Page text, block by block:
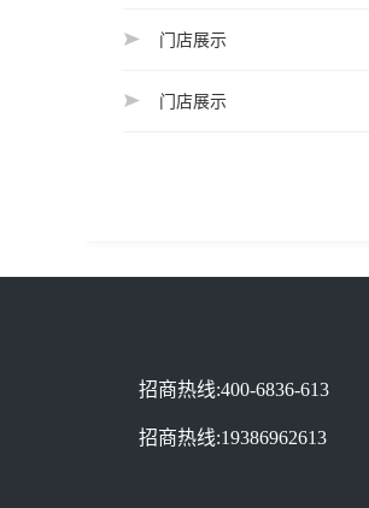
门店展示
门店展示
招商热线:400-6836-613
招商热线:19386962613